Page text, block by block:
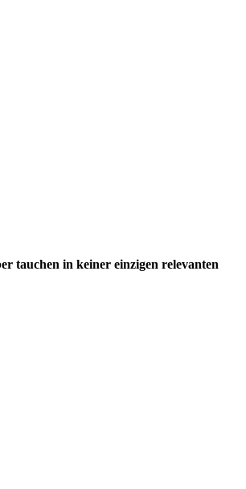
tauchen in keiner einzigen relevanten